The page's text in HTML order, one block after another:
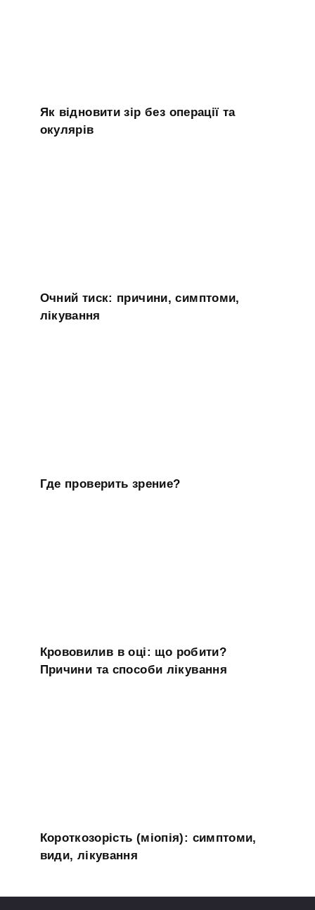
Як відновити зір без операції та
окулярів
Очний тиск: причини, симптоми,
лікування
Где проверить зрение?
Крововилив в оці: що робити?
Причини та способи лікування
Короткозорість (міопія): симптоми,
види, лікування